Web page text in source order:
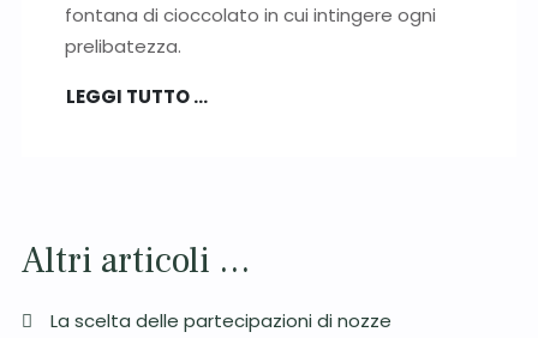
fontana di cioccolato in cui intingere ogni
prelibatezza.
LEGGI TUTTO …
Altri articoli …
La scelta delle partecipazioni di nozze